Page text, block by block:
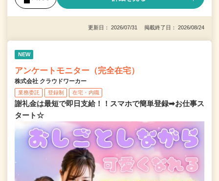
更新日： 2026/07/31 掲載終了日： 2026/08/24
NEW
アンケートモニター（完全在宅）
株式会社 クラウドワーカー
業務委託 登録制 在宅・内職
謝礼金は最短で即日支給！！スマホで簡単登録➡お仕事ス
タート☆